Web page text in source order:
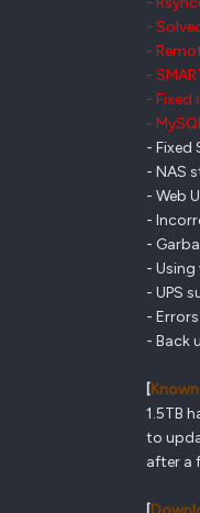
-
-
-
- Fixed
-
- Fixed
- NAS
- Web
-
-
-
- UPS
-
- Back
[
1.5TB
to
after a